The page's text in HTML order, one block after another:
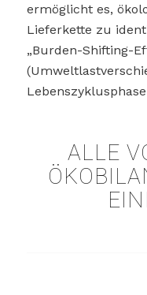
ermöglicht es,
Lieferkette zu
„Burden-Shifting-
ALLE